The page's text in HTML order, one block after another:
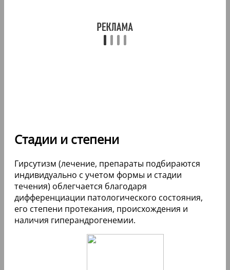
Стадии и степени
Гирсутизм (лечение, препараты подбираются
индивидуально с учетом формы и стадии
течения) облегчается благодаря
дифференциации патологического состояния,
его степени протекания, происхождения и
наличия гиперандрогенемии.